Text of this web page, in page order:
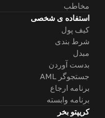
مخاطب
استفاده ی شخصی
کیف پول
شرط بندی
مبدل
بدست آوردن
جستجوگر AML
برنامه ارجاع
برنامه وابسته
کریپتو بخر